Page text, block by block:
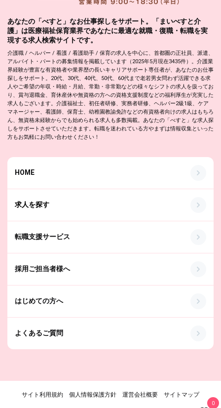
あなたの「べすと」なお仕事探しをサポート。「まいべすと介
護」は医療福祉保育業界であなたに最適な就職・復職・転職を実
現する求人検索サイトです。
介護職 / ヘルパー / 看護 / 看護助手 / 保育の求人を中心に、首都圏の正社員、派遣、
アルバイト・パートの募集情報を掲載しています（2025年5月現在3435件）。介護業
界経験が豊富な有資格者や業界歴の長いキャリアサポート専任者が、あなたのお仕事
探しをサポート。20代、30代、40代、50代、60代まで老若男女問わず活躍できる求
人やご希望の年収・時給・月給、常勤・非常勤などの様々なシフトの求人を扱ってお
り、賞与退職金、育休産休や無資格の方への資格支援制度などの福利厚生が充実した
求人もございます。介護福祉士、初任者研修、実務者研修、ヘルパー2級1級、ケア
マネージャー、看護師、保育士、幼稚園教諭免許などの有資格者向けの求人はもちろ
ん、無資格未経験からでも始められる求人も多数掲載。あなたの「べすと」な求人探
しをサポートさせていただきます。転職を迷われている方やまずは情報収集といった
方もお気軽にお問い合わせください！
HOME
求人を探す
転職支援サービス
採用ご担当者様へ
はじめての方へ
よくあるご質問
サイト利用規約 個人情報保護方針 運営会社概要 サイトマップ
0